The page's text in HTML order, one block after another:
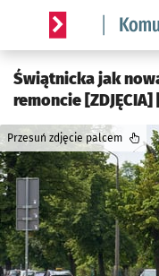
Serwis informacyjny
Świątnicka jak
remoncie [ZDJĘCIA]
Przesuń zdjęcie palcem